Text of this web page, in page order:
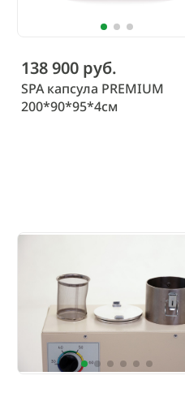
138 900 руб.
SPA капсула PREMIUM
200*90*95*4см